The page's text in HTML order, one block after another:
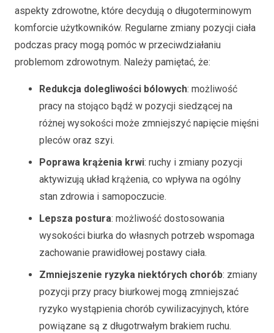
aspekty zdrowotne, które decydują o długoterminowym
komforcie użytkowników. Regularne zmiany pozycji ciała
podczas pracy mogą pomóc w przeciwdziałaniu
problemom zdrowotnym. Należy pamiętać, że:
Redukcja dolegliwości bólowych: możliwość
pracy na stojąco bądź w pozycji siedzącej na
różnej wysokości może zmniejszyć napięcie mięśni
pleców oraz szyi.
Poprawa krążenia krwi: ruchy i zmiany pozycji
aktywizują układ krążenia, co wpływa na ogólny
stan zdrowia i samopoczucie.
Lepsza postura: możliwość dostosowania
wysokości biurka do własnych potrzeb wspomaga
zachowanie prawidłowej postawy ciała.
Zmniejszenie ryzyka niektórych chorób: zmiany
pozycji przy pracy biurkowej mogą zmniejszać
ryzyko wystąpienia chorób cywilizacyjnych, które
powiązane są z długotrwałym brakiem ruchu.